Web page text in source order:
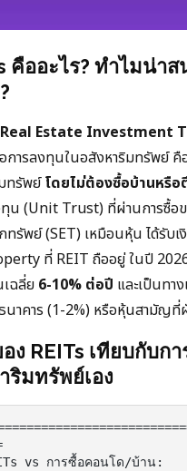
คืออะไร? ทำไมน่าส
Estate Investment
การลงทุนในอสังหาริมทรัพย์ คื
ทรัพย์โดยไม่ต้องซื้อบ้านหรือ
น (Unit Trust) ที่ผ่านการซื้อข
ทรัพย์ (SET) เหมือนหุ้น ได้รับเ
ที่ REIT ถืออยู่ ในปี
ฉลี่ย 6-10% ต่อปี และเป็นทา
นาคาร (1-2%) หรือหุ้นสามัญ
ง REITs เทียบกับก
ริมทรัพย์เอง
vs การซื้อคอนโด/บ้าน: